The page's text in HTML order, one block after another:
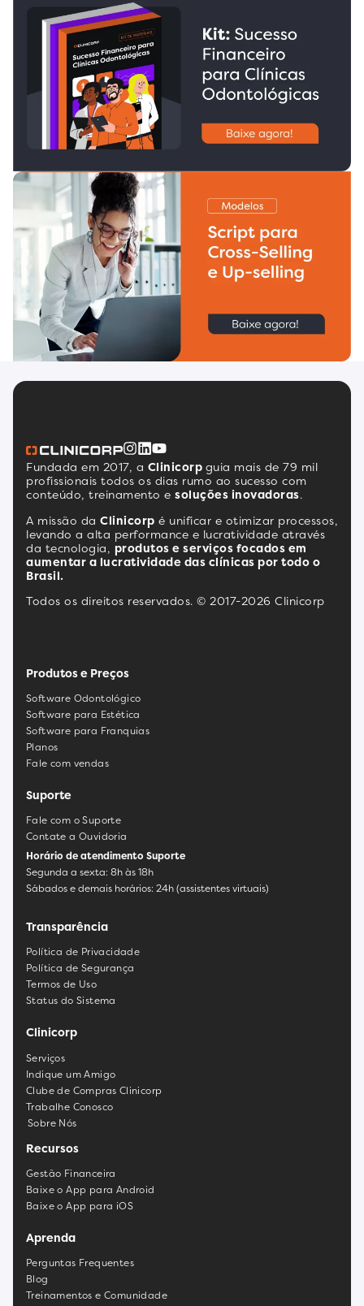
Fundada em 2017, a Clinicorp guia mais de 79 mil
profissionais todos os dias rumo ao sucesso com
conteúdo, treinamento e soluções inovadoras.
A missão da Clinicorp é unificar e otimizar processos,
levando a alta performance e lucratividade através
da tecnologia, produtos e serviços focados em
aumentar a lucratividade das clínicas por todo o
Brasil.
Todos os direitos reservados. © 2017-2026 Clinicorp
Produtos e Preços
Software Odontológico
Software para Estética
Software para Franquias
Planos
Fale com vendas
Suporte
Fale com o Suporte
Contate a Ouvidoria
Horário de atendimento Suporte
Segunda a sexta: 8h às 18h
Sábados e demais horários: 24h (assistentes virtuais)
Transparência
Política de Privacidade
Política de Segurança
Termos de Uso
Status do Sistema
Clinicorp
Serviços
Indique um Amigo
Clube de Compras Clinicorp
Trabalhe Conosco
Sobre Nós
Recursos
Gestão Financeira
Baixe o App para Android
Baixe o App para iOS
Aprenda
Perguntas Frequentes
Blog
Treinamentos e Comunidade